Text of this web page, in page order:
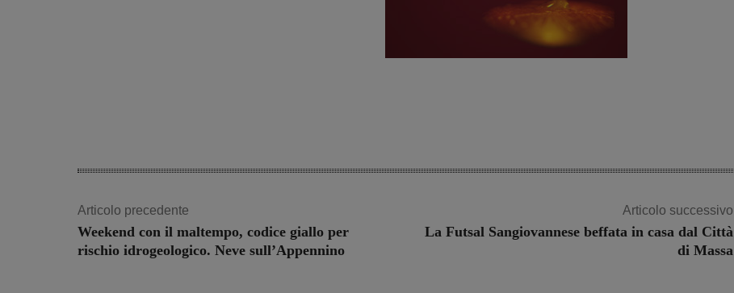
Articolo precedente
Weekend con il maltempo, codice giallo per
rischio idrogeologico. Neve sull’Appennino
Articolo successivo
La Futsal Sangiovannese beffata in casa dal Città
di Massa